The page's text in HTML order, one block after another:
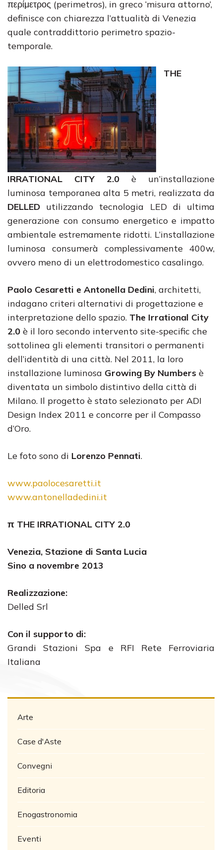
περίμετρος (perimetros), in greco ‘misura attorno’,
definisce con chiarezza l’attualità di Venezia
quale contraddittorio perimetro spazio-
temporale.
THE
IRRATIONAL CITY 2.0 è un’installazione
luminosa temporanea alta 5 metri, realizzata da
DELLED utilizzando tecnologia LED di ultima
generazione con consumo energetico e impatto
ambientale estremamente ridotti. L’installazione
luminosa consumerà complessivamente 400w,
ovvero meno di un elettrodomestico casalingo.
Paolo Cesaretti e Antonella Dedini, architetti,
indagano criteri alternativi di progettazione e
interpretazione dello spazio. The Irrational City
2.0 è il loro secondo intervento site-specific che
sottolinea gli elementi transitori o permanenti
dell’identità di una città. Nel 2011, la loro
installazione luminosa Growing By Numbers è
diventata un simbolo distintivo della città di
Milano. Il progetto è stato selezionato per ADI
Design Index 2011 e concorre per il Compasso
d’Oro.
Le foto sono di Lorenzo Pennati.
www.paolocesaretti.it
www.antonelladedini.it
π THE IRRATIONAL CITY 2.0
Venezia, Stazione di Santa Lucia
Sino a novembre 2013
Realizzazione:
Delled Srl
Con il supporto di:
Grandi Stazioni Spa e RFI Rete Ferroviaria
Italiana
Arte
Case d'Aste
Convegni
Editoria
Enogastronomia
Eventi